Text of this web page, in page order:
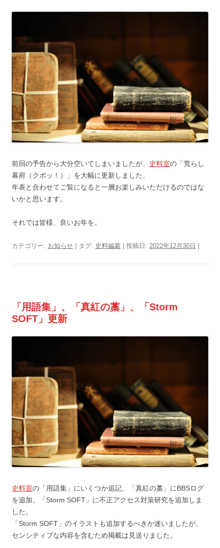
前回の予告から大分空いてしまいましたが、 史料室の「荒らし
幕府（クポッ！）」を大幅に更新しました。
年表と合わせてご覧になると一層お楽しみいただけるのではな
いかと思います。
それでは皆様、良いお年を。
カテゴリー: お知らせ | タグ: 史料編纂 | 投稿日: 2022年12月30日
「用語集」、「真紅の藁」、「Storm
SOFT」更新
史料室の「用語集」にいくつか追記、「真紅の藁」にBBSログ
を追加、「Storm SOFT」に不正アクセス対策研究を追加しま
した。
「Storm SOFT」のイラストも追加するべきか迷いましたが、
センシティブな内容を含むため掲載は見送りました。